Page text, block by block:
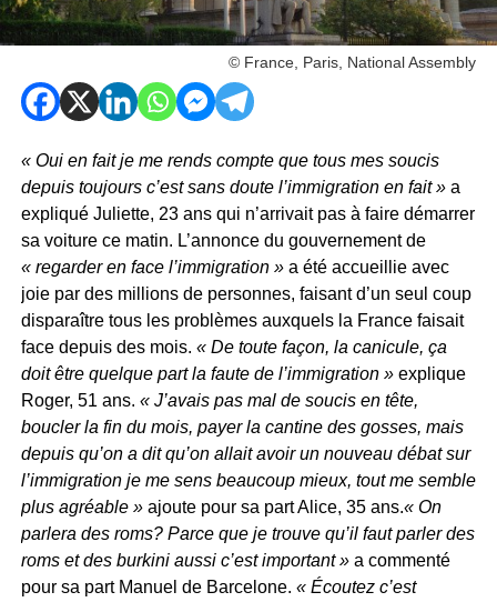
© France, Paris, National Assembly
« Oui en fait je me rends compte que tous mes soucis
depuis toujours c’est sans doute l’immigration en fait »a
expliqué Juliette, 23 ans qui n’arrivait pas à faire démarrer
sa voiture ce matin. L’annonce du gouvernement de
« regarder en face l’immigration »a été accueillie avec
joie par des millions de personnes, faisant d’un seul coup
disparaître tous les problèmes auxquels la France faisait
face depuis des mois. « De toute façon, la canicule, ça
doit être quelque part la faute de l’immigration »explique
Roger, 51 ans. « J’avais pas mal de soucis en tête,
boucler la fin du mois, payer la cantine des gosses, mais
depuis qu’on a dit qu’on allait avoir un nouveau débat sur
l’immigration je me sens beaucoup mieux, tout me semble
plus agréable »ajoute pour sa part Alice, 35 ans.« On
parlera des roms? Parce que je trouve qu’il faut parler des
roms et des burkini aussi c’est important »a commenté
pour sa part Manuel de Barcelone. « Écoutez c’est